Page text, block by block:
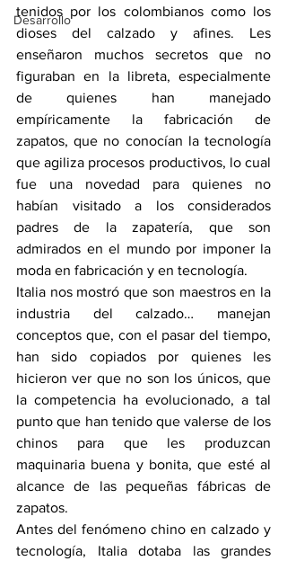
Desarrollo
tenidos por los colombianos como los
dioses del calzado y afines. Les
enseñaron muchos secretos que no
figuraban en la libreta, especialmente
de quienes han manejado
empíricamente la fabricación de
zapatos, que no conocían la tecnología
que agiliza procesos productivos, lo cual
fue una novedad para quienes no
habían visitado a los considerados
padres de la zapatería, que son
admirados en el mundo por imponer la
moda en fabricación y en tecnología.
Italia nos mostró que son maestros en la
industria del calzado… manejan
conceptos que, con el pasar del tiempo,
han sido copiados por quienes les
hicieron ver que no son los únicos, que
la competencia ha evolucionado, a tal
punto que han tenido que valerse de los
chinos para que les produzcan
maquinaria buena y bonita, que esté al
alcance de las pequeñas fábricas de
zapatos.
Antes del fenómeno chino en calzado y
tecnología, Italia dotaba las grandes